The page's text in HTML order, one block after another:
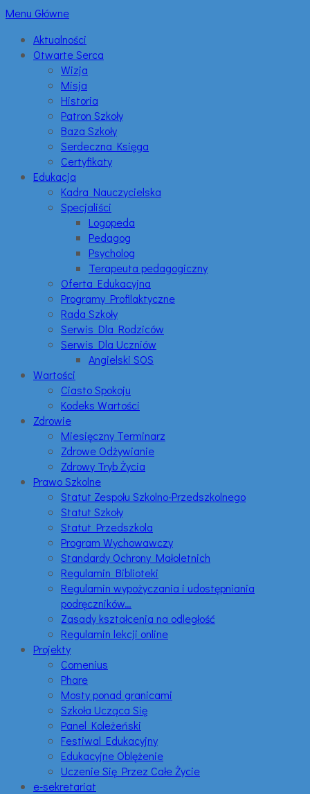
Menu Główne
Aktualności
Otwarte Serca
Wizja
Misja
Historia
Patron Szkoły
Baza Szkoły
Serdeczna Księga
Certyfikaty
Edukacja
Kadra Nauczycielska
Specjaliści
Logopeda
Pedagog
Psycholog
Terapeuta pedagogiczny
Oferta Edukacyjna
Programy Profilaktyczne
Rada Szkoły
Serwis Dla Rodziców
Serwis Dla Uczniów
Angielski SOS
Wartości
Ciasto Spokoju
Kodeks Wartości
Zdrowie
Miesięczny Terminarz
Zdrowe Odżywianie
Zdrowy Tryb Życia
Prawo Szkolne
Statut Zespołu Szkolno-Przedszkolnego
Statut Szkoły
Statut Przedszkola
Program Wychowawczy
Standardy Ochrony Małoletnich
Regulamin Biblioteki
Regulamin wypożyczania i udostępniania
podręczników…
Zasady kształcenia na odległość
Regulamin lekcji online
Projekty
Comenius
Phare
Mosty ponad granicami
Szkoła Ucząca Się
Panel Koleżeński
Festiwal Edukacyjny
Edukacyjne Oblężenie
Uczenie Się Przez Całe Życie
e-sekretariat